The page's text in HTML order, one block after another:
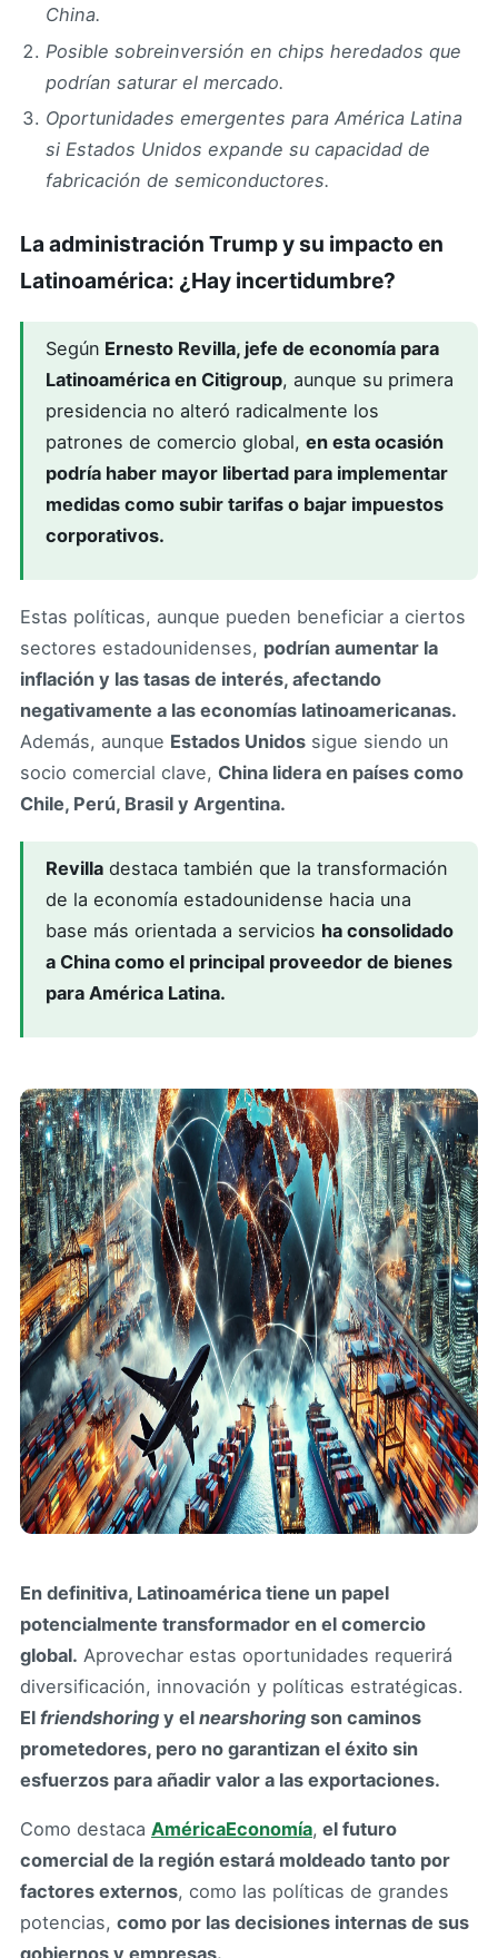
China.
Posible sobreinversión en chips heredados que
podrían saturar el mercado.
Oportunidades emergentes para América Latina
si Estados Unidos expande su capacidad de
fabricación de semiconductores.
La administración Trump y su impacto en
Latinoamérica: ¿Hay incertidumbre?
Según Ernesto Revilla, jefe de economía para
Latinoamérica en Citigroup, aunque su primera
presidencia no alteró radicalmente los
patrones de comercio global, en esta ocasión
podría haber mayor libertad para implementar
medidas como subir tarifas o bajar impuestos
corporativos.
Estas políticas, aunque pueden beneficiar a ciertos
sectores estadounidenses, podrían aumentar la
inflación y las tasas de interés, afectando
negativamente a las economías latinoamericanas.
Además, aunque Estados Unidos sigue siendo un
socio comercial clave, China lidera en países como
Chile, Perú, Brasil y Argentina.
Revilladestaca también que la transformación
de la economía estadounidense hacia una
base más orientada a servicios ha consolidado
a China como el principal proveedor de bienes
para América Latina.
En definitiva, Latinoamérica tiene un papel
potencialmente transformador en el comercio
global. Aprovechar estas oportunidades requerirá
diversificación, innovación y políticas estratégicas.
El friendshoring y el nearshoring son caminos
prometedores, pero no garantizan el éxito sin
esfuerzos para añadir valor a las exportaciones.
Como destaca AméricaEconomía, el futuro
comercial de la región estará moldeado tanto por
factores externos, como las políticas de grandes
potencias, como por las decisiones internas de sus
gobiernos y empresas.